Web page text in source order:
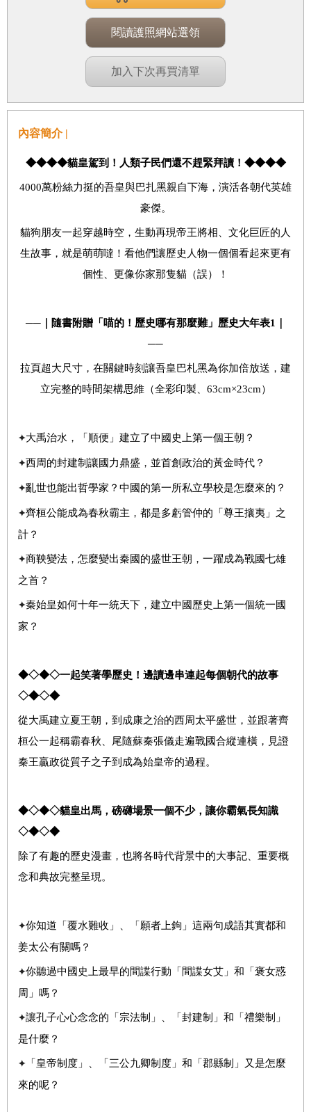
閱讀護照網站選領
加入下次再買清單
內容簡介 |
◆◆◆◆貓皇駕到！人類子民們還不趕緊拜讀！◆◆◆◆
4000萬粉絲力挺的吾皇與巴扎黑親自下海，演活各朝代英雄
豪傑。
貓狗朋友一起穿越時空， 生動再現帝王將相、文化巨匠的人
生故事，就是萌萌噠！看他們讓歷史人物一個個看起來更有
個性、更像你家那隻貓（誤）！
──｜隨書附贈「 喵的！歷史哪有那麼難」歷史大年表1
──
拉頁超大尺寸，在關鍵時刻讓吾皇巴札黑為你加倍放送，建
立完整的時間架構思維（全彩印製、63cm×23cm）
✦大禹治水，「順便」建立了中國史上第一個王朝？
✦西周的封建制讓國力鼎盛，並首創政治的黃金時代？
✦亂世也能出哲學家？中國的第一所私立學校是怎麼來的？
✦齊桓公能成為春秋霸主，都是多虧管仲的「尊王攘夷」之
計？
✦商鞅變法，怎麼變出秦國的盛世王朝，一躍成為戰國七雄
之首？
✦秦始皇如何十年一統天下，建立中國歷史上第一個統一國
家？
◆◇◆◇一起笑著學歷史！邊讀邊串連起每個朝代的故事
◇◆◇◆
從大禹建立夏王朝，到成康之治的西周太平盛世，並跟著齊
桓公一起稱霸春秋、尾隨蘇秦張儀走遍戰國合縱連橫，見證
秦王贏政從質子之子到成為始皇帝的過程。
◆◇◆◇貓皇出馬，磅礴場景一個不少，讓你霸氣長知識
◇◆◇◆
除了有趣的歷史漫畫，也將各時代背景中的大事記、重要概
念和典故完整呈現。
✦你知道「覆水難收」、「願者上鉤」這兩句成語其實都和
姜太公有關嗎？
✦你聽過中國史上最早的間諜行動「間諜女艾」和「褒女惑
周」嗎？
✦讓孔子心心念念的「宗法制」、「封建制」和「禮樂制」
是什麼？
✦ 「皇帝制度」、「三公九卿制度」和「郡縣制」又是怎麼
來的呢？